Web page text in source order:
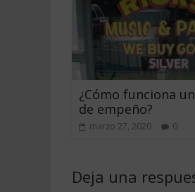
¿Cómo funciona
de empeño?
marzo 27, 2020 0
Deja una